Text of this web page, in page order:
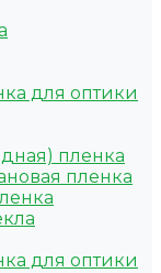
для оптики
пленка
пленка
для оптики